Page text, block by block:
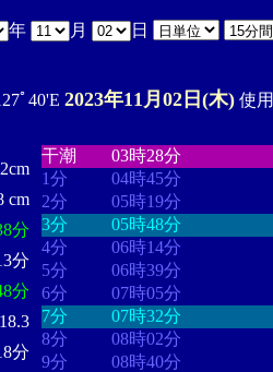
年 月 日
ﾟ40'E 2023年11月02日(木) 使
cm
分
分
分
18.3
分
干潮
03時28分
1分
04時45分
2分
05時19分
3分
05時48分
4分
06時14分
5分
06時39分
6分
07時05分
7分
07時32分
8分
08時02分
9分
08時40分